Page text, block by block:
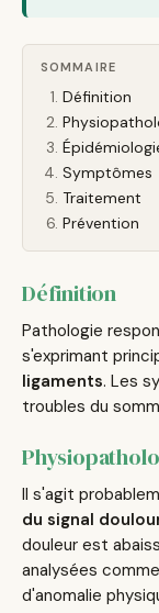
SOMMAIRE
Définition
Symptômes
Traitement
Prévention
Définition
Pathologie
s'exprimant
ligaments. Les
troubles du
Il s'agit
du signal
douleur est
analysées
d'anomalie